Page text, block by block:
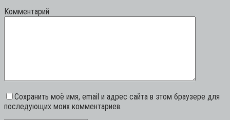
Комментарий
Сохранить моё имя, email и адрес сайта в этом браузере для
последующих моих комментариев.